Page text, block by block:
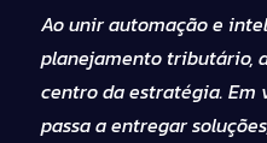
Ao unir automação e
planejamento tributário,
centro da estratégia. Em
passa a entregar